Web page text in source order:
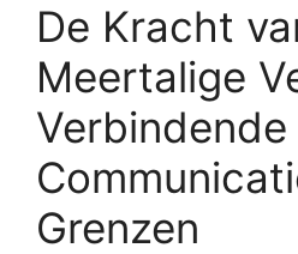
De Kracht
Meertalige
Verbindende
Grenzen